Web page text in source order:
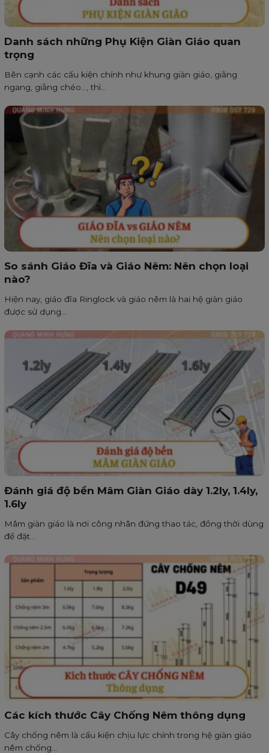
Danh sách những Phụ Kiện Giàn Giáo quan
trọng
Bên cạnh các cấu kiện chính như khung giàn giáo, giằng
ngang, giằng chéo…, thì...
So sánh Giáo Đĩa và Giáo Nêm: Nên chọn loại
nào?
Hiện nay, giáo đĩa Ringlock và giáo nêm là hai hệ giàn giáo
được sử dụng...
Đánh giá độ bền Mâm Giàn Giáo dày 1.2ly, 1.4ly,
1.6ly
Mâm giàn giáo là nơi công nhân đứng thao tác, đồng thời dùng
để đặt...
Các kích thước Cây Chống Nêm thông dụng
Cây chống nêm là cấu kiện chịu lực chính trong hệ giàn giáo
nêm chống...